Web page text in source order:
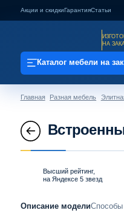
Акции и скидкиГарантияСтатьи
НА
Каталог мебели на
Главная Разная мебель
Высший рейтинг,
на Яндексе 5 звезд
Описание модели